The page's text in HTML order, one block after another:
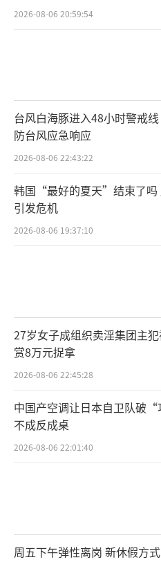
2026-08-06 20:59:54
台风白海豚进入48小时警戒
防台风应急响应
2026-08-06 22:43:22
韩国“最好的夏天”结束了吗
引发危机
2026-08-06 19:37:10
27岁女子成组织卖淫集团主
赏8万元捉拿
2026-08-06 22:45:28
中国产空调让日本自卫队破
不成反成桌
2026-08-06 22:01:40
周五下午弹性离岗 新休假方